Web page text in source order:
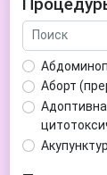
Аденома
Аденома
Аденома
Аденомиоз
Адентия
Акне (угри)
Аборт